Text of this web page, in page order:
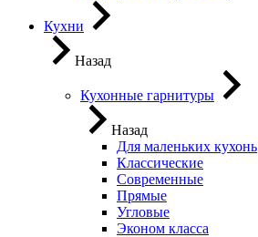
Кухни
Назад
Кухонные гарнитуры
Назад
Для маленьких кухонь
Классические
Современные
Прямые
Угловые
Эконом класса